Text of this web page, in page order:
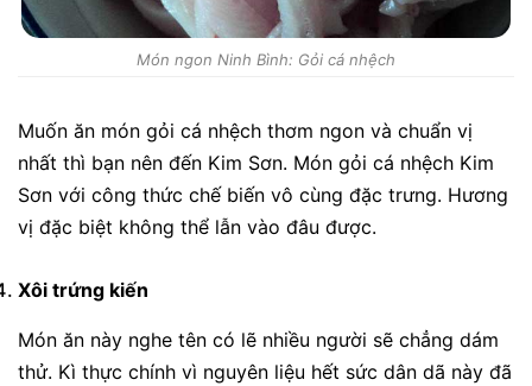
Món ngon Ninh Bình: Gỏi cá nhệch
Muốn ăn món gỏi cá nhệch thơm ngon và chuẩn vị
nhất thì bạn nên đến Kim Sơn. Món gỏi cá nhệch Kim
Sơn với công thức chế biến vô cùng đặc trưng. Hương
vị đặc biệt không thể lẫn vào đâu được.
Xôi trứng kiến
Món ăn này nghe tên có lẽ nhiều người sẽ chẳng dám
thử. Kì thực chính vì nguyên liệu hết sức dân dã này đã